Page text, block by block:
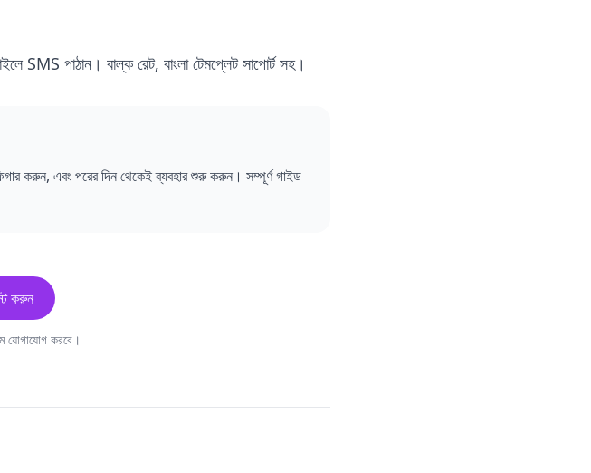
SMS পাঠান। বাল্ক রেট, বাংলা টেমপ্লেট সাপোর্ট সহ।
করুন, এবং পরের দিন থেকেই ব্যবহার শুরু করুন। সম্পূর্ণ গাইড
করুন
যোগাযোগ করবে।